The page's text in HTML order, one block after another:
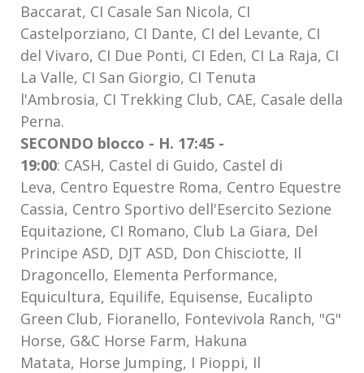
Baccarat, CI Casale San Nicola, CI
Castelporziano, CI Dante, CI del Levante, CI
del Vivaro, CI Due Ponti, CI Eden, CI La Raja, CI
La Valle, CI San Giorgio, CI Tenuta
l'Ambrosia, CI Trekking Club, CAE, Casale della
Perna.
SECONDO blocco - H. 17:45 -
19:00: CASH, Castel di Guido, Castel di
Leva, Centro Equestre Roma, Centro Equestre
Cassia, Centro Sportivo dell'Esercito Sezione
Equitazione, CI Romano, Club La Giara, Del
Principe ASD, DJT ASD, Don Chisciotte, Il
Dragoncello, Elementa Performance,
Equicultura, Equilife, Equisense, Eucalipto
Green Club, Fioranello, Fontevivola Ranch, "G"
Horse, G&C Horse Farm, Hakuna
Matata, Horse Jumping, I Pioppi, Il